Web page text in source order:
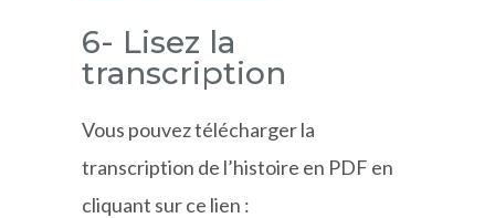
6- Lisez la
transcription
Vous pouvez télécharger la
transcription de l’histoire en PDF en
cliquant sur ce lien :